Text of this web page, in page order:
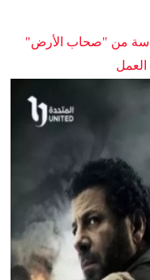
من "صحاب الأرض"
العمل